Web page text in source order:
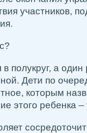
участников,
полукруг, а один
Дети по
которым
этого ребенка –